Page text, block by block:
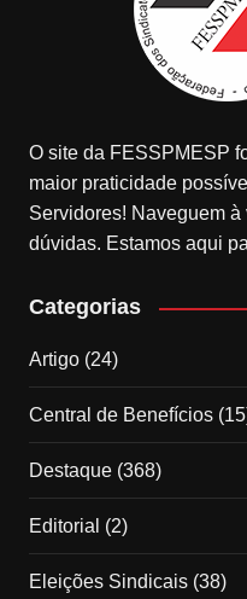
O site da FESSPMESP
maior praticidade
Servidores! Naveguem
dúvidas. Estamos aqui
Categorias
Artigo(24)
Central de Benefícios
Destaque(368)
Editorial (2)
Eleições Sindicais(38)